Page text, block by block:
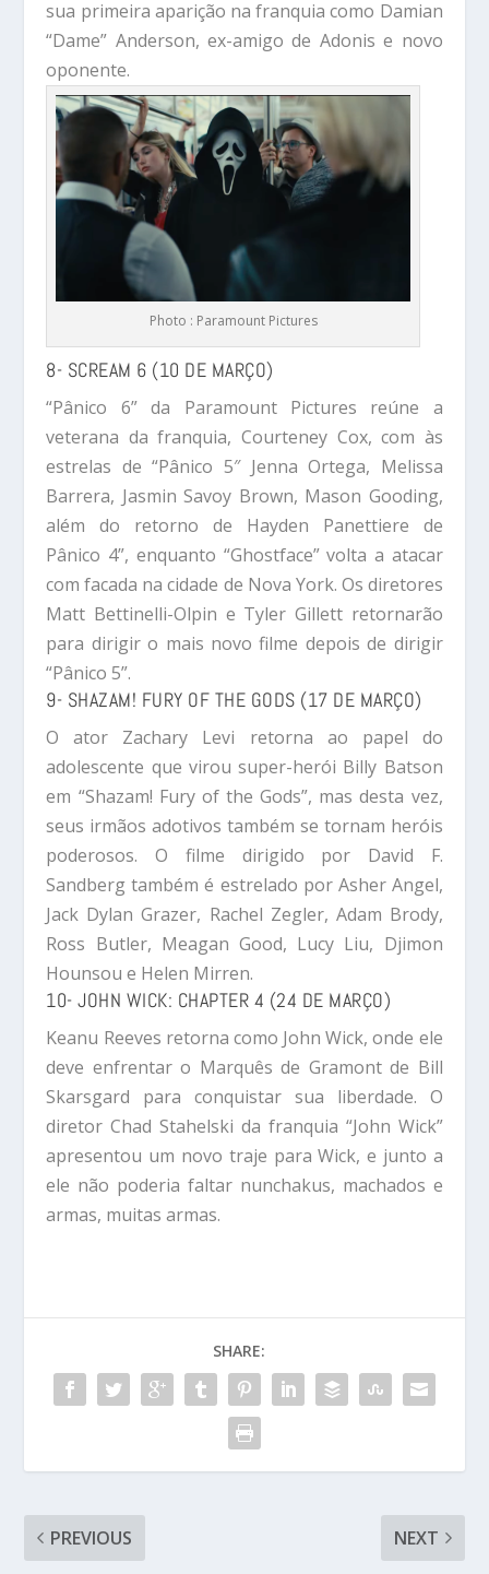
sua primeira aparição na franquia como Damian
“Dame” Anderson, ex-amigo de Adonis e novo
oponente.
Photo : Paramount Pictures
8- SCREAM 6 (10 DE MARÇO)
“Pânico 6” da Paramount Pictures reúne a
veterana da franquia, Courteney Cox, com às
estrelas de “Pânico 5″ Jenna Ortega, Melissa
Barrera, Jasmin Savoy Brown, Mason Gooding,
além do retorno de Hayden Panettiere de
Pânico 4”, enquanto “Ghostface” volta a atacar
com facada na cidade de Nova York. Os diretores
Matt Bettinelli-Olpin e Tyler Gillett retornarão
para dirigir o mais novo filme depois de dirigir
“Pânico 5”.
9- SHAZAM! FURY OF THE GODS (17 DE MARÇO)
O ator Zachary Levi retorna ao papel do
adolescente que virou super-herói Billy Batson
em “Shazam! Fury of the Gods”, mas desta vez,
seus irmãos adotivos também se tornam heróis
poderosos. O filme dirigido por David F.
Sandberg também é estrelado por Asher Angel,
Jack Dylan Grazer, Rachel Zegler, Adam Brody,
Ross Butler, Meagan Good, Lucy Liu, Djimon
Hounsou e Helen Mirren.
10- JOHN WICK: CHAPTER 4 (24 DE MARÇO)
Keanu Reeves retorna como John Wick, onde ele
deve enfrentar o Marquês de Gramont de Bill
Skarsgard para conquistar sua liberdade. O
diretor Chad Stahelski da franquia “John Wick”
apresentou um novo traje para Wick, e junto a
ele não poderia faltar nunchakus, machados e
armas, muitas armas.
SHARE:
PREVIOUS NEXT